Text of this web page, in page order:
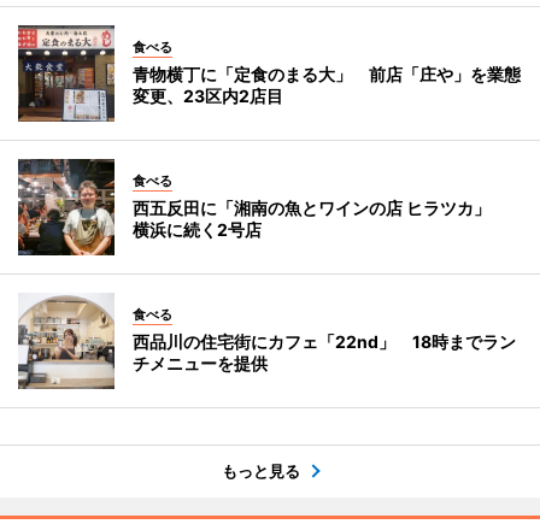
食べる
青物横丁に「定食のまる大」 前店「庄や」を業態
変更、23区内2店目
食べる
西五反田に「湘南の魚とワインの店 ヒラツカ」
横浜に続く2号店
食べる
西品川の住宅街にカフェ「22nd」 18時までラン
チメニューを提供
もっと見る